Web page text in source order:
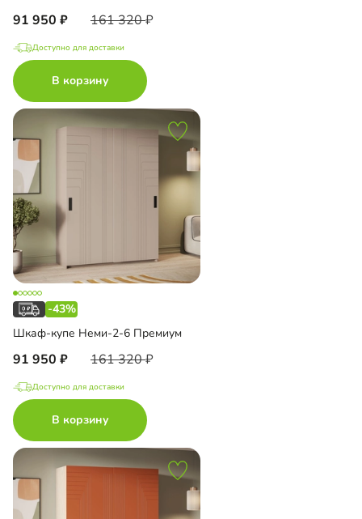
91 950 161 320
Доступно для доставки
В корзину
-43%
Шкаф-купе Неми-2-6 Премиум
91 950 161 320
Доступно для доставки
В корзину